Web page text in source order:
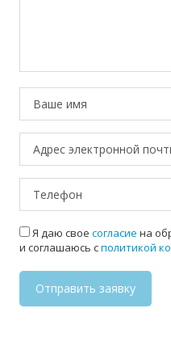
Я даю свое согласие на
и соглашаюсь сполитикой